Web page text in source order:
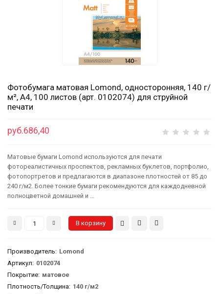
Фотобумага матовая Lomond, односторонняя, 140 г/
м², A4, 100 листов (арт. 0102074) для струйной
печати
руб.686,40
Матовые бумаги Lomond используются для печати
фотореалистичных проспектов, рекламных буклетов, портфолио,
фотопортретов и предлагаются в диапазоне плотностей от 85 до
240 г/м2. Более тонкие бумаги рекомендуются для каждодневной
полноцветной домашней и ...
Производитель: Lomond
Артикул: 0102074
Покрытие: матовое
Плотность/Толщина: 140 г/м2